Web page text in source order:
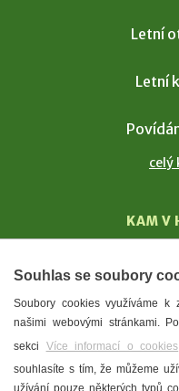
Letní
Letní
celý
KAM V
T.
Souhlas se soubory
Soubory cookies využíváme k
našimi webovými stránkami.
sekci Více informací o cookies
souhlasíte s tím, že můžeme
užívání pouze některých typů